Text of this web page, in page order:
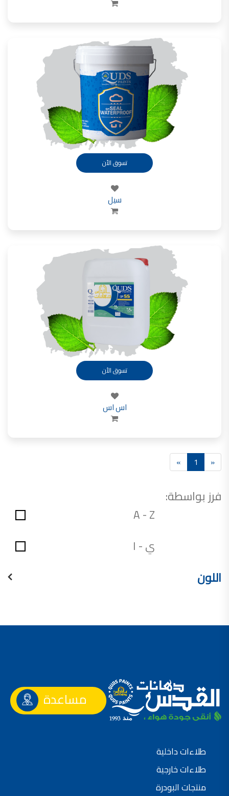
فرز بواسطة:
A - Z
ي - ا
اللون
تسوق الأن
سيل
تسوق الأن
اس اس
«
1
»
مساعدة
طلاءات داخلية
طلاءات خارجية
منتجات البودرة